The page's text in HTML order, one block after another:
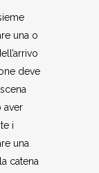
una o
deve
aver
i
una
catena